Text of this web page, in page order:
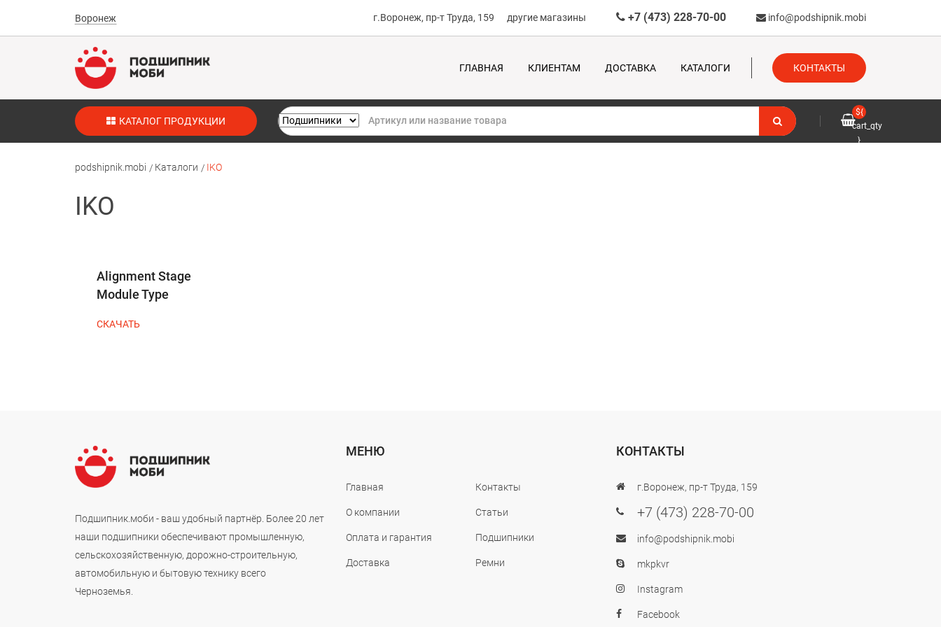
Воронеж г.Воронеж, пр-т Труда, 159 другие магазины +7 (473) 228-70-00 info@podshipnik.mobi
ГЛАВНАЯ КЛИЕНТАМ ДОСТАВКА КАТАЛОГИ КОНТАКТЫ
КАТАЛОГ ПРОДУКЦИИ
${
cart_qty
}
podshipnik.mobi Каталоги IKO
IKO
Alignment Stage
Module Type
СКАЧАТЬ
Подшипник.моби - ваш удобный партнёр. Более 20 лет
наши подшипники обеспечивают промышленную,
сельскохозяйственную, дорожно-строительную,
автомобильную и бытовую технику всего
Черноземья.
МЕНЮ
Главная
О компании
Оплата и гарантия
Доставка
Контакты
Статьи
Подшипники
Ремни
КОНТАКТЫ
г.Воронеж, пр-т Труда, 159
+7 (473) 228-70-00
info@podshipnik.mobi
mkpkvr
Instagram
Facebook